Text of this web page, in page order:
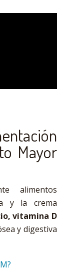
Mayor
alimentos
y la crema
vitamina D
y digestiva